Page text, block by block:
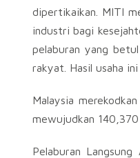
dipertikaikan. MITI
industri bagi
pelaburan yang
rakyat. Hasil usaha
Malaysia
mewujudkan
Pelaburan